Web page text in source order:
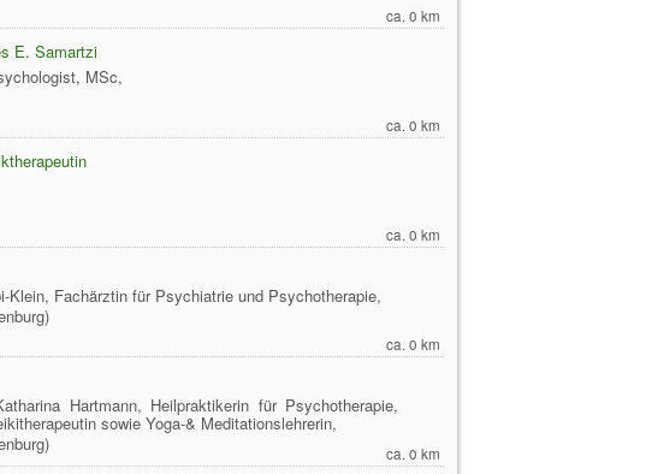
ca. 0 km
ca. 0 km
E. Samartzi
MSc,
ca. 0 km
ca. 0 km
Klein, Fachärztin für Psychiatrie und Psychotherapie,
ca. 0 km
Hartmann, Heilpraktikerin für Psychotherapie,
sowie Yoga-& Meditationslehrerin,